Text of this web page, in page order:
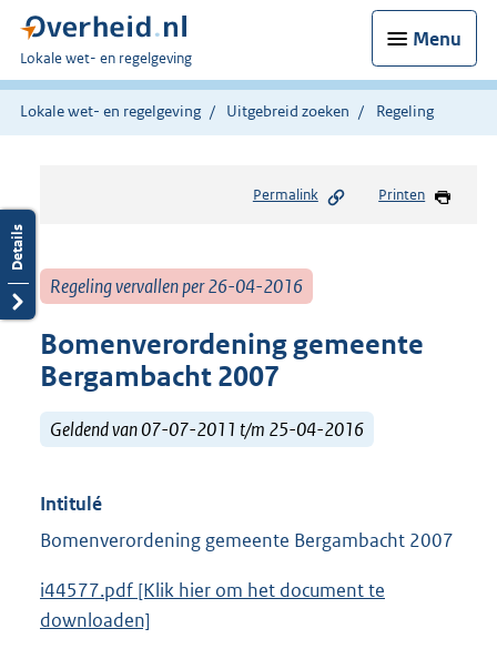
Menu
U
bent
hier:
Lokale wet- en regelgeving
Lokale wet- en regelgeving Uitgebreid zoeken Regeling
Permalink Printen
Regeling vervallen per 26-04-2016
Bomenverordening gemeente
Bergambacht 2007
Geldend van 07-07-2011 t/m 25-04-2016
Intitulé
Bomenverordening gemeente Bergambacht 2007
i44577.pdf [Klik hier om het document te
downloaden]